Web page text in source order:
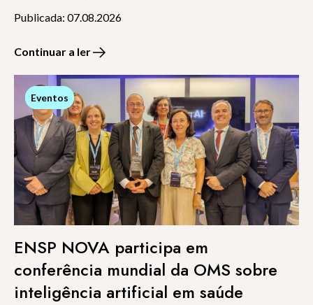
Publicada: 07.08.2026
Continuar a ler
Eventos
Eventos
ENSP NOVA participa em
conferência mundial da OMS sobre
inteligência artificial em saúde